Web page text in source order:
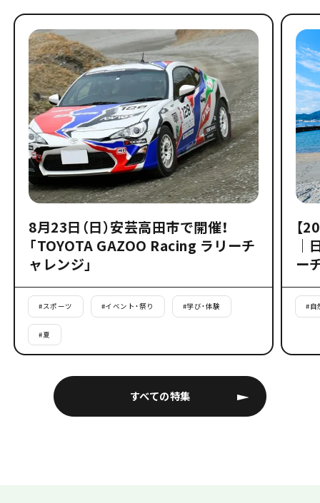
すべての特集
8月23日（日）安芸高田市で開催！
「TOYOTA GAZOO Racing ラリーチ
ャレンジ」
#スポーツ #イベント・祭り #学び・体験
#夏
【
｜
ー
#自